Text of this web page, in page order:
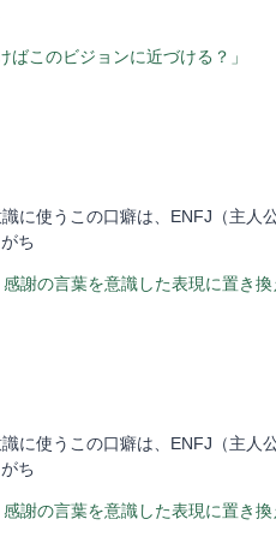
ばこのビジョンに近づける？」
に使うこの口癖は、ENFJ（主人
ち
謝の言葉を意識した表現に置き
に使うこの口癖は、ENFJ（主人
ち
謝の言葉を意識した表現に置き